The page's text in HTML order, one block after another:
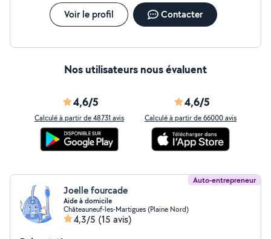
Voir le profil Contacter
Nos utilisateurs nous évaluent
4,6/5
Calculé à partir de 48731 avis
4,6/5
Calculé à partir de 66000 avis
Auto-entrepreneur
Joelle fourcade
Aide à domicile
Châteauneuf-les-Martigues (Plaine Nord)
4,3/5 (15 avis)